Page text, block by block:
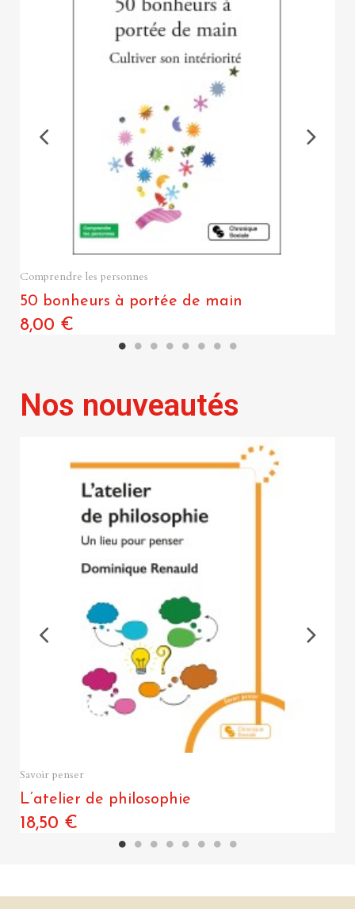
Quick View
Comprendre les personnes
50 bonheurs à portée de main
8,00 €
Nos nouveautés
Savoir penser
L’atelier de philosophie
18,50 €